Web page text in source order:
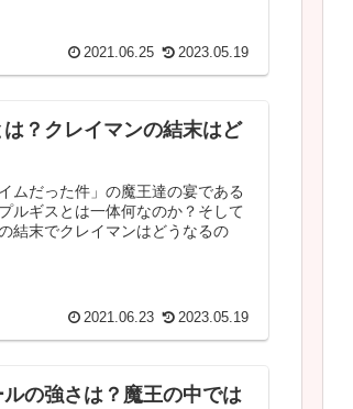
2021.06.25 2023.05.19
は？クレイマンの結末はど
ムだった件」の魔王達の宴である
ルギスとは一体何なのか？そして
結末でクレイマンはどうなるの
2021.06.23 2023.05.19
ルの強さは？魔王の中では